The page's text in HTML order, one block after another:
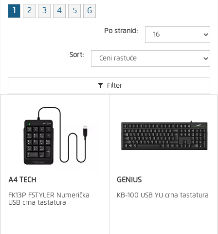
1 2 3 4 5 6
Po stranici:
Sort:
Filter
A4 TECH
FK13P FSTYLER Numerička
USB crna tastatura
GENIUS
KB-100 USB YU crna tastatura